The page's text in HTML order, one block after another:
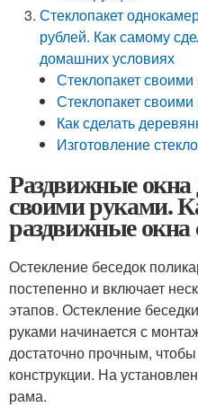
Стеклопакет
рублей. Как самому
домашних условиях
Стеклопакет своими
Стеклопакет своими
Как сделать
Изготовление
Раздвижные
своими руками.
раздвижные
Остекление беседок
постепенно и включает
этапов. Остекление
руками начинается с
достаточно прочным,
конструкции. На
рама.